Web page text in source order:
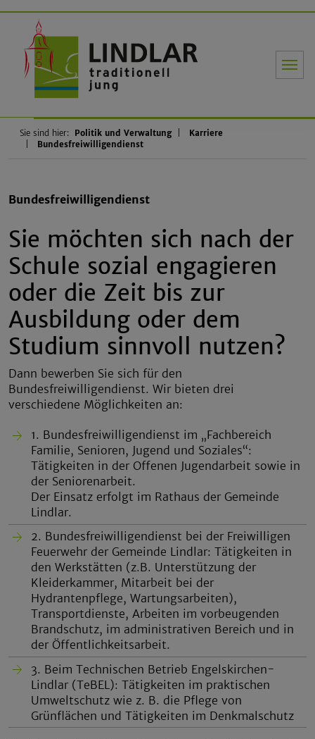
Sie sind hier: Politik und Verwaltung
Karriere
Bundesfreiwilligendienst
Bundesfreiwilligendienst
Sie möchten sich nach der
Schule sozial engagieren
oder die Zeit bis zur
Ausbildung oder dem
Studium sinnvoll nutzen?
Dann bewerben Sie sich für den
Bundesfreiwilligendienst. Wir bieten drei
verschiedene Möglichkeiten an:
1. Bundesfreiwilligendienst im „Fachbereich
Familie, Senioren, Jugend und Soziales“:
Tätigkeiten in der Offenen Jugendarbeit sowie in
der Seniorenarbeit.
Der Einsatz erfolgt im Rathaus der Gemeinde
Lindlar.
2. Bundesfreiwilligendienst bei der Freiwilligen
Feuerwehr der Gemeinde Lindlar: Tätigkeiten in
den Werkstätten (z.B. Unterstützung der
Kleiderkammer, Mitarbeit bei der
Hydrantenpflege, Wartungsarbeiten),
Transportdienste, Arbeiten im vorbeugenden
Brandschutz, im administrativen Bereich und in
der Öffentlichkeitsarbeit.
3. Beim Technischen Betrieb Engelskirchen-
Lindlar (TeBEL): Tätigkeiten im praktischen
Umweltschutz wie z. B. die Pflege von
Grünflächen und Tätigkeiten im Denkmalschutz